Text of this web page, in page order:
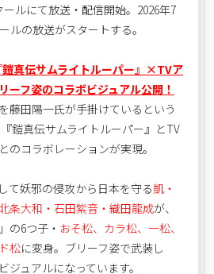
ルにて放送・配信開始。2026年7
ルの放送がスタートする。
真伝サムライトルーパー』×TVア
ーフ姿のコラボビジュアル公開！
藤田陽一氏が手掛けているという
鎧真伝サムライトルーパー』とTV
のコラボレーションが実現。
て妖邪の侵攻から日本を守る凱・
条大和・石田紫音・織田龍成が、
の6つ子・ おそ松、カラ松、一松、
松に変身。ブリーフ姿で武装し
ジュアルになっています。